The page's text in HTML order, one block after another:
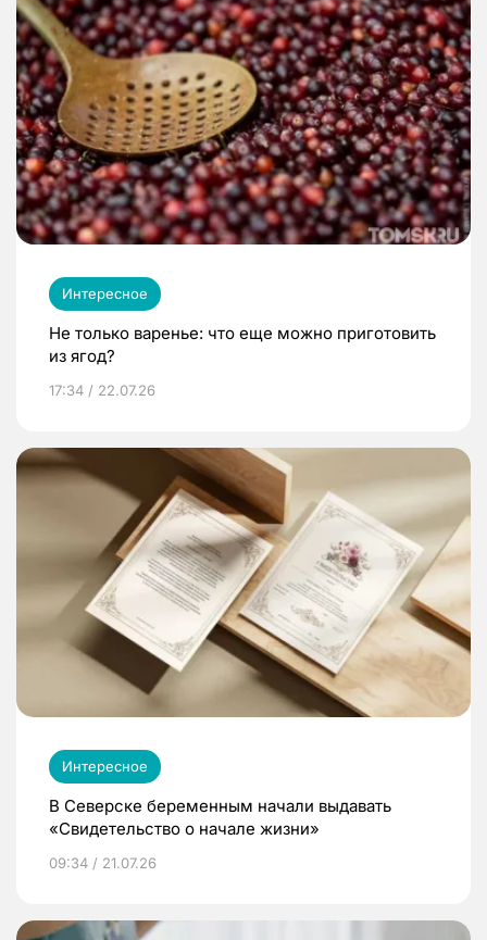
Интересное
Не только варенье: что еще можно приготовить
из ягод?
17:34 / 22.07.26
Интересное
В Северске беременным начали выдавать
«Свидетельство о начале жизни»
09:34 / 21.07.26